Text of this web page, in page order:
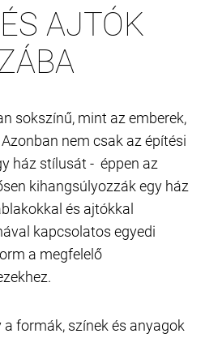
AJTÓK
sokszínű, mint az emberek,
nem csak az építési
ház stílusát - éppen az
kihangsúlyozzák egy ház
és ajtókkal
kapcsolatos egyedi
a megfelelő
a formák, színek és anyagok